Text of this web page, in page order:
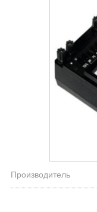
Производитель